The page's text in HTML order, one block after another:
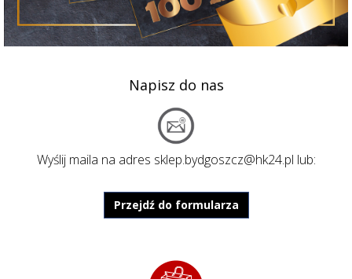
Napisz do nas
Wyślij maila na adres sklep.bydgoszcz@hk24.pl lub:
Przejdź do formularza